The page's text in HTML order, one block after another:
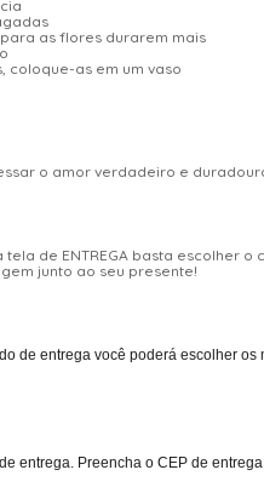
as flores durarem mais
coloque-as em um vaso
o amor verdadeiro e
de ENTREGA basta escolher
junto ao seu presente!
de entrega você poderá escolher
entrega. Preencha o CEP de